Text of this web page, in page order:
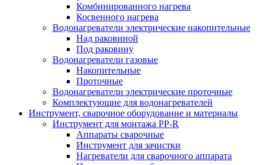
Комбинированного нагрева
Косвенного нагрева
Водонагреватели электрические накопительные
Над раковиной
Под раковину
Водонагреватели газовые
Накопительные
Проточные
Водонагреватели электрические проточные
Комплектующие для водонагревателей
Инструмент, сварочное оборудование и материалы
Инструмент для монтажа PP-R
Аппараты сварочные
Инструмент для зачистки
Нагреватели для сварочного аппарата